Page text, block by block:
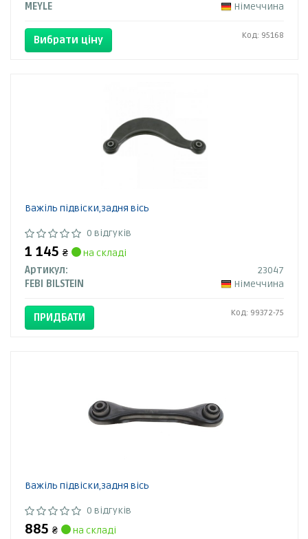
MEYLE
Німеччина
Вибрати ціну Код: 95168
Важіль підвіски,задня вісь
0 відгуків
1 145 ₴
на складі
Артикул:
23047
FEBI BILSTEIN
Німеччина
ПРИДБАТИ Код: 99372-75
Важіль підвіски,задня вісь
0 відгуків
885 ₴
на складі